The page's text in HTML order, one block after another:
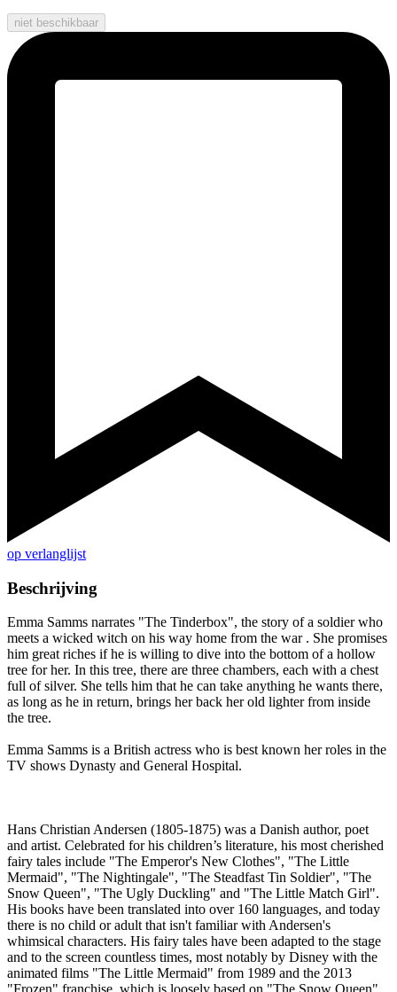
niet beschikbaar
op verlanglijst
Beschrijving
Emma Samms narrates "The Tinderbox", the story of a soldier who
meets a wicked witch on his way home from the war . She promises
him great riches if he is willing to dive into the bottom of a hollow
tree for her. In this tree, there are three chambers, each with a chest
full of silver. She tells him that he can take anything he wants there,
as long as he in return, brings her back her old lighter from inside
the tree.
Emma Samms is a British actress who is best known her roles in the
TV shows Dynasty and General Hospital.
Hans Christian Andersen (1805-1875) was a Danish author, poet
and artist. Celebrated for his children’s literature, his most cherished
fairy tales include "The Emperor's New Clothes", "The Little
Mermaid", "The Nightingale", "The Steadfast Tin Soldier", "The
Snow Queen", "The Ugly Duckling" and "The Little Match Girl".
His books have been translated into over 160 languages, and today
there is no child or adult that isn't familiar with Andersen's
whimsical characters. His fairy tales have been adapted to the stage
and to the screen countless times, most notably by Disney with the
animated films "The Little Mermaid" from 1989 and the 2013